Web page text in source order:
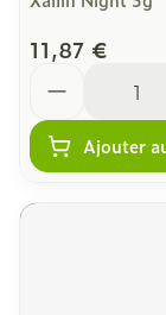
11,87 €
Ajouter